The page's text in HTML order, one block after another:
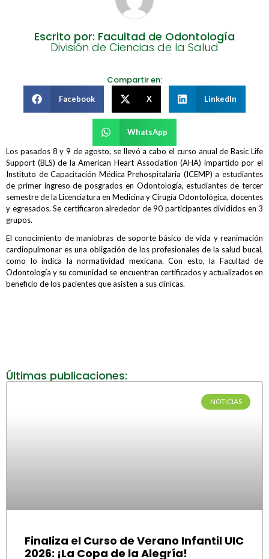
Escrito por: Facultad de Odontología
División de Ciencias de la Salud
Compartir en:
Facebook X LinkedIn
WhatsApp
Los pasados 8 y 9 de agosto, se llevó a cabo el curso anual de Basic Life
Support (BLS) de la American Heart Association (AHA) impartido por el
Instituto de Capacitación Médica Prehospitalaria (ICEMP) a estudiantes
de primer ingreso de posgrados en Odontología, estudiantes de tercer
semestre de la Licenciatura en Medicina y Cirugía Odontológica, docentes
y egresados. Se certificaron alrededor de 90 participantes divididos en 3
grupos.
El conocimiento de maniobras de soporte básico de vida y reanimación
cardiopulmonar es una obligación de los profesionales de la salud bucal,
como lo indica la normatividad mexicana. Con esto, la Facultad de
Odontología y su comunidad se encuentran certificados y actualizados en
beneficio de los pacientes que asisten a sus clínicas.
Últimas publicaciones:
NOTICIAS
Finaliza el Curso de Verano Infantil UIC
2026: ¡La Copa de la Alegría!